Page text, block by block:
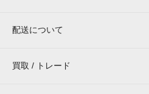
配送について
買取 / トレード